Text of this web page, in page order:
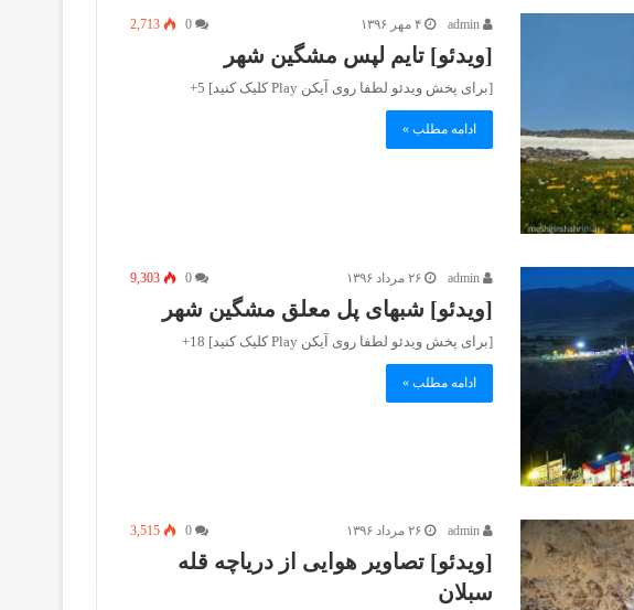
۴ مهر ۱۳۹۶ 2,713
[ویدئو] تایم لپس مشگین شهر
[برای پخش ویدئو لطفا روی آیکن Play کلیک کنید] 5+
ادامه مطلب »
۲۶ مرداد ۱۳۹۶ 9,303
[ویدئو] شبهای پل معلق مشگین شهر
[برای پخش ویدئو لطفا روی آیکن Play کلیک کنید] 18+
ادامه مطلب »
۲۶ مرداد ۱۳۹۶ 3,515
[ویدئو] تصاویر هوایی از دریاچه قله
سبلان